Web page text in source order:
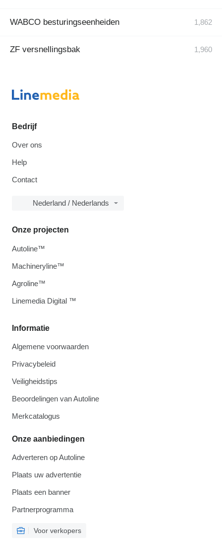
WABCO besturingseenheiden
ZF versnellingsbak
Bedrijf
Over ons
Help
Contact
Nederland / Nederlands
Informatie
Algemene voorwaarden
Privacybeleid
Veiligheidstips
Beoordelingen van Autoline
Merkcatalogus
Onze aanbiedingen
Adverteren op Autoline
Plaats uw advertentie
Plaats een banner
Partnerprogramma
Voor verkopers
Onze projecten
Autoline™
Machineryline™
Agroline™
Linemedia Digital ™